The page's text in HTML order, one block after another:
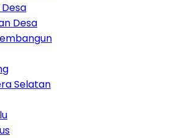
Desa
Selatan